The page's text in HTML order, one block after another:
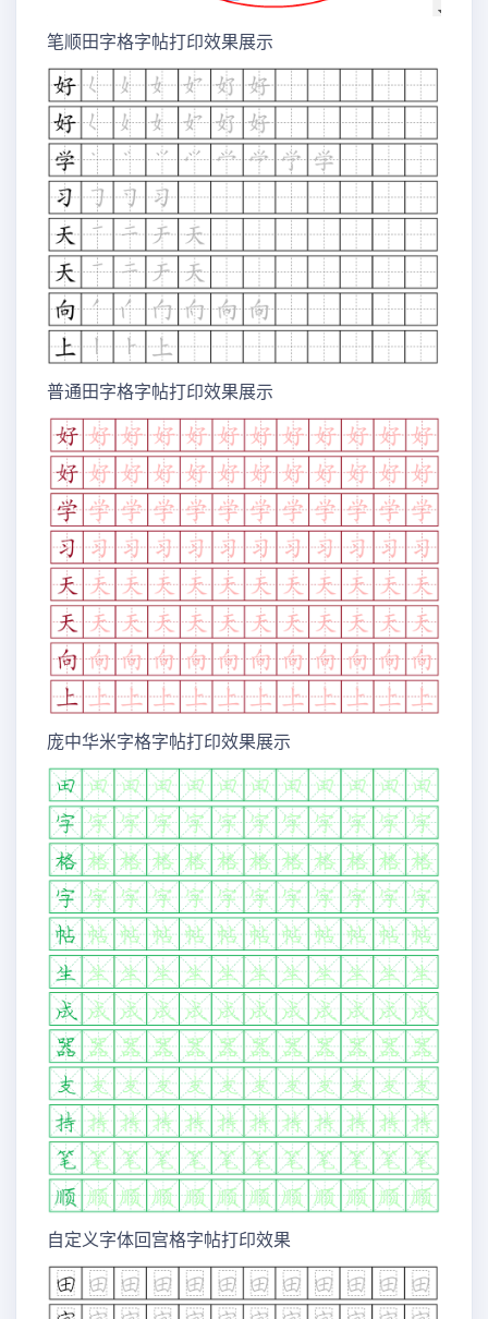
笔顺田字格字帖打印效果展示
普通田字格字帖打印效果展示
庞中华米字格字帖打印效果展示
自定义字体回宫格字帖打印效果